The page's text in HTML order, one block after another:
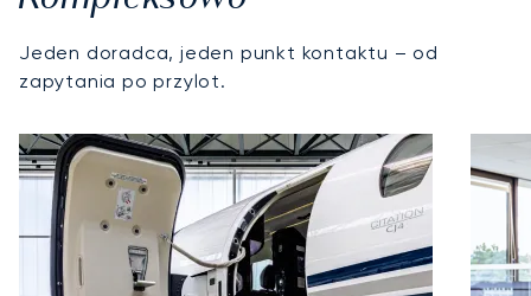
Jeden doradca, jeden punkt kontaktu – od
zapytania po przylot.